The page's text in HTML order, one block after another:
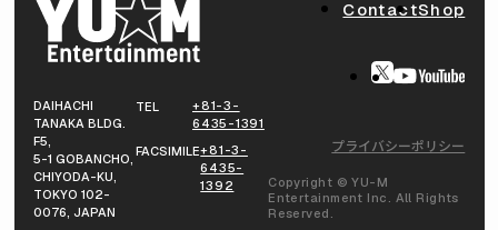
DAIHACHI
TANAKA BLDG.
F5,
5-1 GOBANCHO,
CHIYODA-KU,
TOKYO 102-
0076, JAPAN
TEL
+81-3-
6435-1391
FACSIMILE+81-3-
6435-
1392
ContactShop
プライバシーポリシー
Copyright © YU-M
Entertainment Inc. All Rights
Reserved.